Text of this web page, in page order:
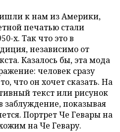
к нам из Америки,
печатью стали
х. Так что это в
независимо от
Казалось бы, эта мода
человек сразу
что он хочет сказать. На
текст или рисунок
заблуждение, показывая
Портрет Че Гевары на
на Че Гевару.